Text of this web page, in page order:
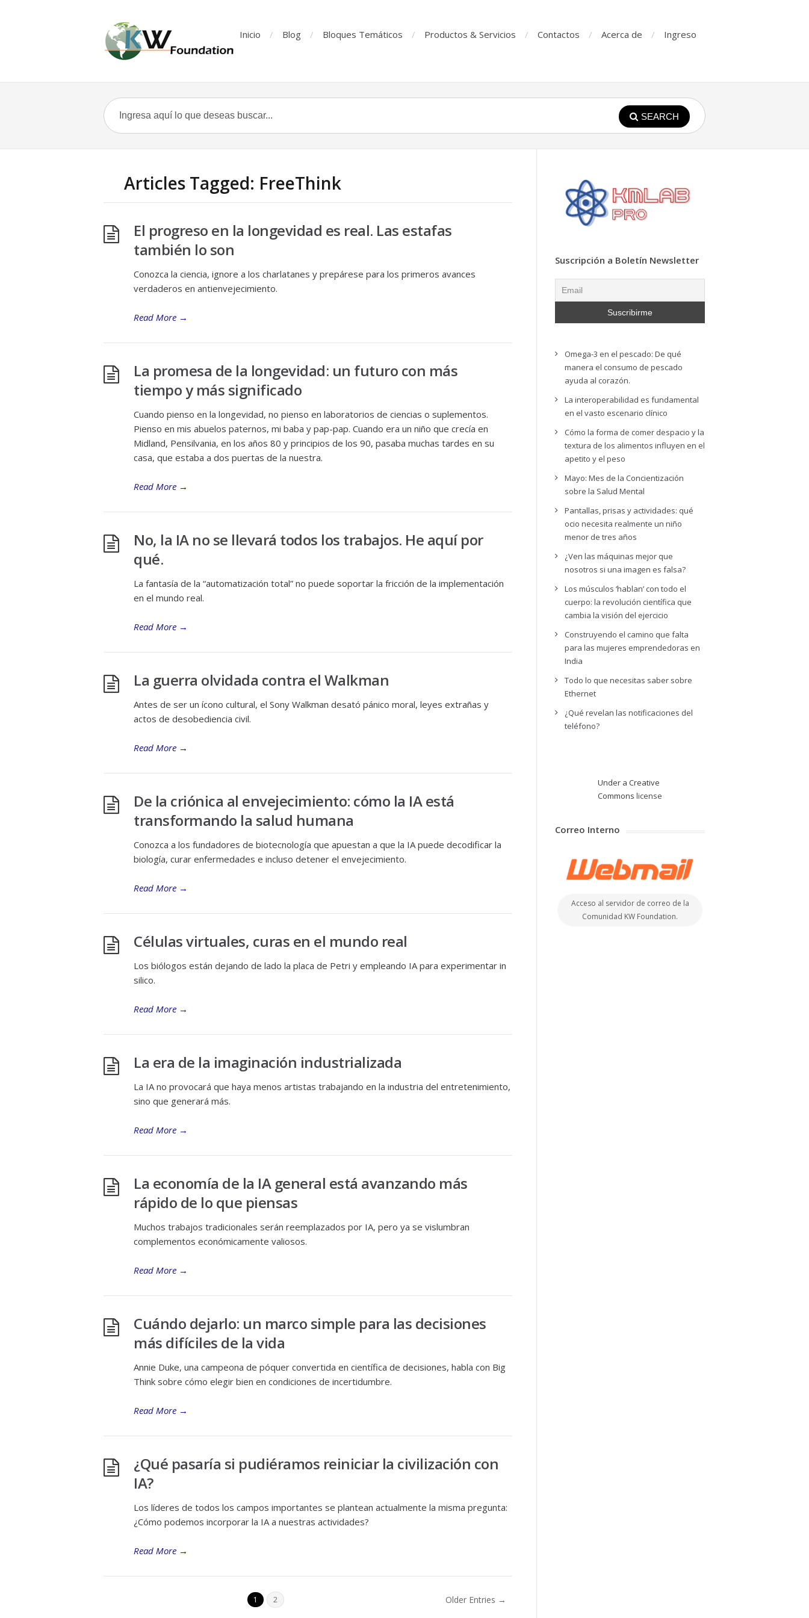
Inicio Blog Bloques Temáticos Productos & Servicios Contactos Acerca de Ingreso
SEARCH
Articles Tagged: FreeThink
El progreso en la longevidad es real. Las estafas
también lo son
Conozca la ciencia, ignore a los charlatanes y prepárese para los primeros avances
verdaderos en antienvejecimiento.
Read More →
La promesa de la longevidad: un futuro con más
tiempo y más significado
Cuando pienso en la longevidad, no pienso en laboratorios de ciencias o suplementos.
Pienso en mis abuelos paternos, mi baba y pap-pap. Cuando era un niño que crecía en
Midland, Pensilvania, en los años 80 y principios de los 90, pasaba muchas tardes en su
casa, que estaba a dos puertas de la nuestra.
Read More →
No, la IA no se llevará todos los trabajos. He aquí por
qué.
La fantasía de la “automatización total” no puede soportar la fricción de la implementación
en el mundo real.
Read More →
La guerra olvidada contra el Walkman
Antes de ser un ícono cultural, el Sony Walkman desató pánico moral, leyes extrañas y
actos de desobediencia civil.
Read More →
De la criónica al envejecimiento: cómo la IA está
transformando la salud humana
Conozca a los fundadores de biotecnología que apuestan a que la IA puede decodificar la
biología, curar enfermedades e incluso detener el envejecimiento.
Read More →
Células virtuales, curas en el mundo real
Los biólogos están dejando de lado la placa de Petri y empleando IA para experimentar in
silico.
Read More →
La era de la imaginación industrializada
La IA no provocará que haya menos artistas trabajando en la industria del entretenimiento,
sino que generará más.
Read More →
La economía de la IA general está avanzando más
rápido de lo que piensas
Muchos trabajos tradicionales serán reemplazados por IA, pero ya se vislumbran
complementos económicamente valiosos.
Read More →
Cuándo dejarlo: un marco simple para las decisiones
más difíciles de la vida
Annie Duke, una campeona de póquer convertida en científica de decisiones, habla con Big
Think sobre cómo elegir bien en condiciones de incertidumbre.
Read More →
¿Qué pasaría si pudiéramos reiniciar la civilización con
IA?
Los líderes de todos los campos importantes se plantean actualmente la misma pregunta:
¿Cómo podemos incorporar la IA a nuestras actividades?
Read More →
1 2 Older Entries →
Suscripción a Boletín Newsletter
Omega-3 en el pescado: De qué
manera el consumo de pescado
ayuda al corazón.
La interoperabilidad es fundamental
en el vasto escenario clínico
Cómo la forma de comer despacio y la
textura de los alimentos influyen en el
apetito y el peso
Mayo: Mes de la Concientización
sobre la Salud Mental
Pantallas, prisas y actividades: qué
ocio necesita realmente un niño
menor de tres años
¿Ven las máquinas mejor que
nosotros si una imagen es falsa?
Los músculos ‘hablan’ con todo el
cuerpo: la revolución científica que
cambia la visión del ejercicio
Construyendo el camino que falta
para las mujeres emprendedoras en
India
Todo lo que necesitas saber sobre
Ethernet
¿Qué revelan las notificaciones del
teléfono?
Under a Creative
Commons license
Correo Interno
Acceso al servidor de correo de la
Comunidad KW Foundation.